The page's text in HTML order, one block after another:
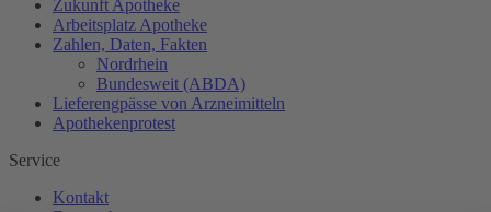
Zukunft Apotheke
Arbeitsplatz Apotheke
Zahlen, Daten, Fakten
Nordrhein
Bundesweit (ABDA)
Lieferengpässe von Arzneimitteln
Apothekenprotest
Service
Kontakt